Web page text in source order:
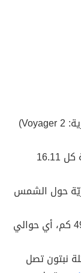
تعتبر المركبة الفضائية فوياجر2 (بالإنجليزية: Voyager 2)
يدور كوكب نبتون حول محوره دورة كاملة كل 16.11
حول الشمس
يبلغ طول قطر كوكب نبتون حوالي 49,528 كم، أي حوالي
نبتون تصل